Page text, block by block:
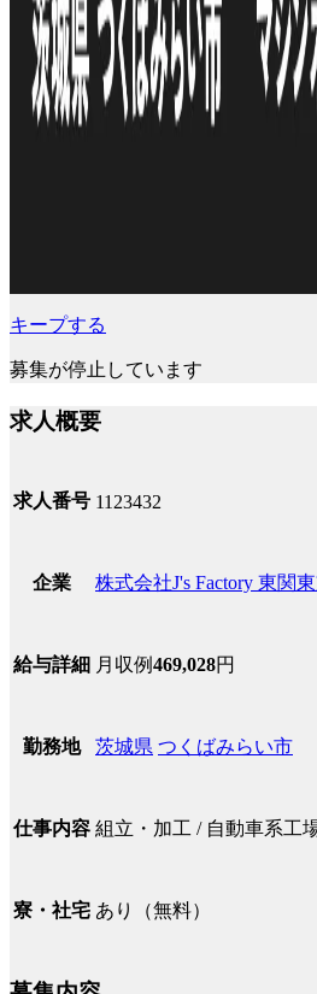
キープする
募集が停止しています
求人概要
求人番号 1123432
企業 株式会社J's Factory 東関
給与詳細 月収例469,028円
勤務地 茨城県 つくばみらい市
仕事内容 組立・加工 / 自動車系工
寮・社宅 あり（無料）